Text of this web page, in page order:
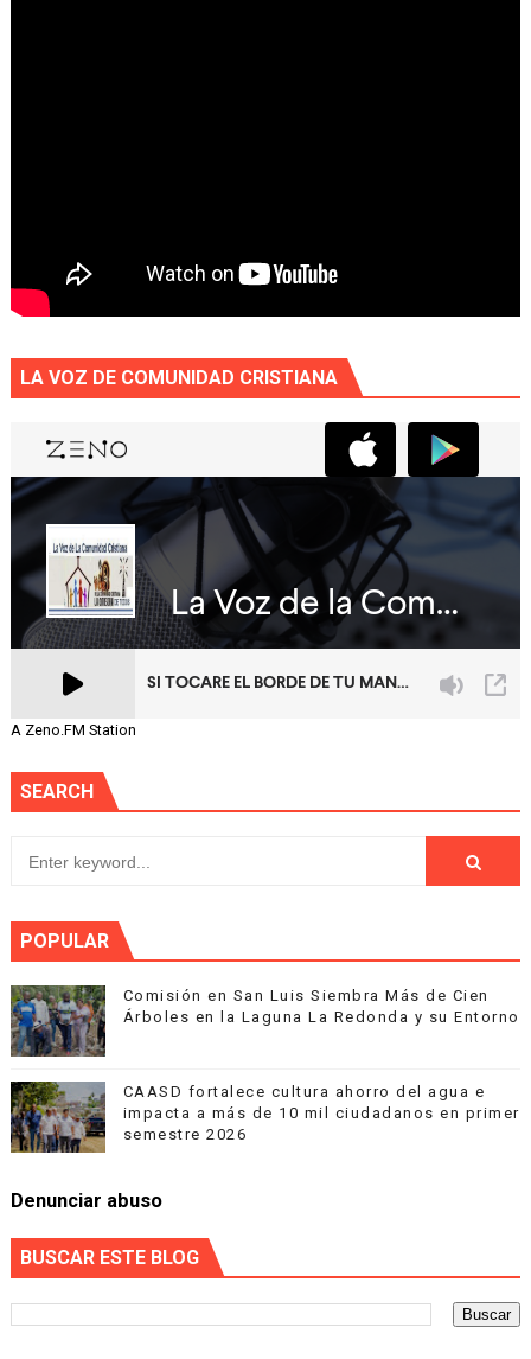
LA VOZ DE COMUNIDAD CRISTIANA
A Zeno.FM Station
SEARCH
POPULAR
Comisión en San Luis Siembra Más de Cien
Árboles en la Laguna La Redonda y su Entorno
CAASD fortalece cultura ahorro del agua e
impacta a más de 10 mil ciudadanos en primer
semestre 2026
Denunciar abuso
BUSCAR ESTE BLOG